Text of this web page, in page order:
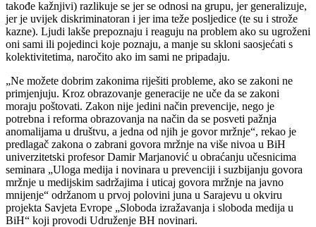
takođe kažnjivi) razlikuje se jer se odnosi na grupu, jer generalizuje,
jer je uvijek diskriminatoran i jer ima teže posljedice (te su i strože
kazne). Ljudi lakše prepoznaju i reaguju na problem ako su ugroženi
oni sami ili pojedinci koje poznaju, a manje su skloni saosjećati s
kolektivitetima, naročito ako im sami ne pripadaju.
„Ne možete dobrim zakonima riješiti probleme, ako se zakoni ne
primjenjuju. Kroz obrazovanje generacije ne uče da se zakoni
moraju poštovati. Zakon nije jedini način prevencije, nego je
potrebna i reforma obrazovanja na način da se posveti pažnja
anomalijama u društvu, a jedna od njih je govor mržnje“, rekao je
predlagač zakona o zabrani govora mržnje na više nivoa u BiH
univerzitetski profesor Damir Marjanović u obraćanju učesnicima
seminara „Uloga medija i novinara u prevenciji i suzbijanju govora
mržnje u medijskim sadržajima i uticaj govora mržnje na javno
mnijenje“ održanom u prvoj polovini juna u Sarajevu u okviru
projekta Savjeta Evrope „Sloboda izražavanja i sloboda medija u
BiH“ koji provodi Udruženje BH novinari.